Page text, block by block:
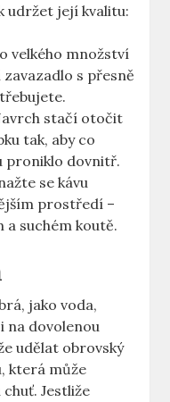
udržet její kvalitu:
velkého množství
s přesně
stačí otočit
tak, aby co
proniklo dovnitř.
se kávu
prostředí –
a suchém koutě.
jako voda,
na dovolenou
udělat obrovský
která může
Jestliže